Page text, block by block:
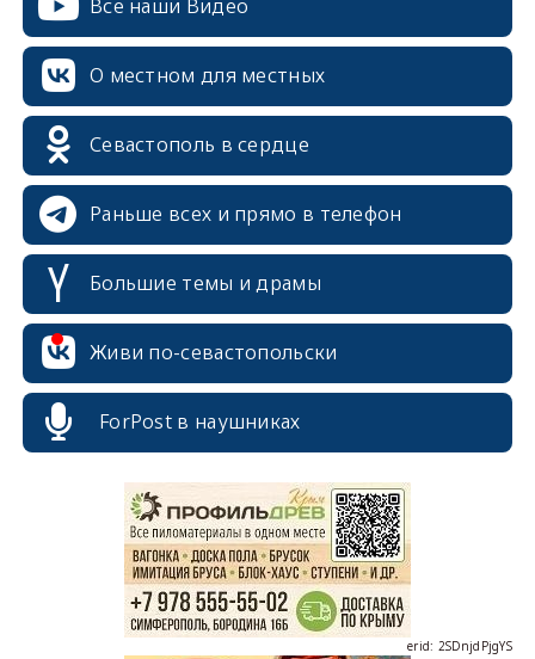
Все наши Видео
О местном для местных
Севастополь в сердце
Раньше всех и прямо в телефон
Большие темы и драмы
Живи по-севастопольски
ForPost в наушниках
erid: 2SDnjdPjgYS